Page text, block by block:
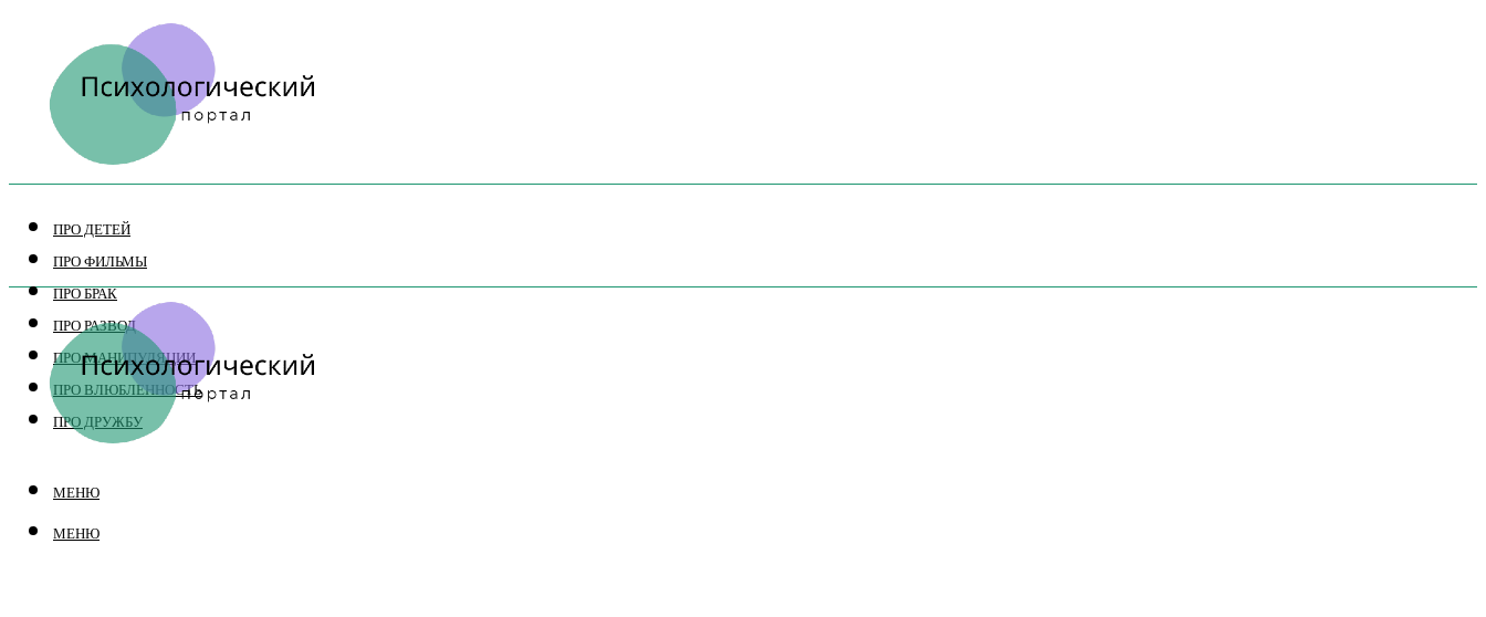
ПРО ДЕТЕЙ
ПРО ФИЛЬМЫ
ПРО БРАК
ПРО РАЗВОД
ПРО МАНИПУЛЯЦИИ
ПРО ВЛЮБЛЕННОСТЬ
ПРО ДРУЖБУ
МЕНЮ
МЕНЮ